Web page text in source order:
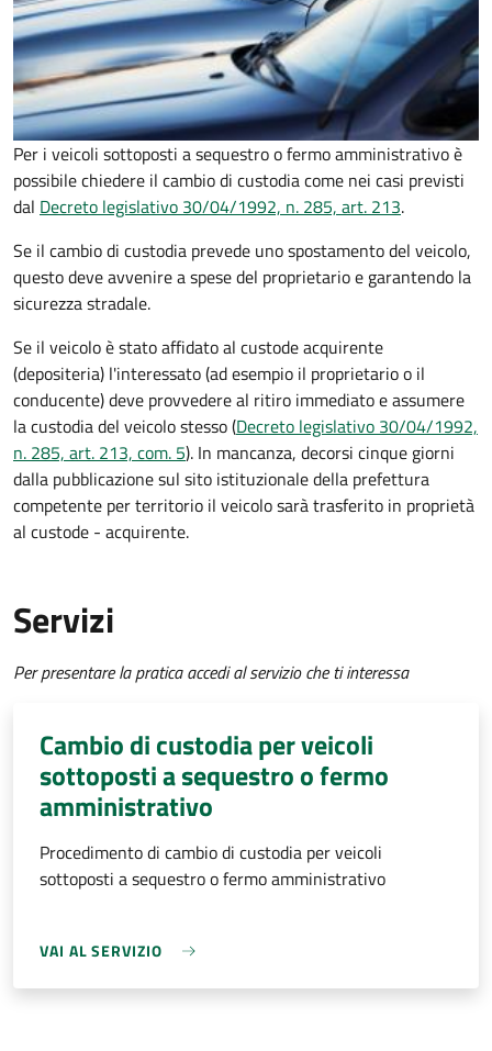
Per i veicoli sottoposti a sequestro o fermo amministrativo è
possibile chiedere il cambio di custodia come nei casi previsti
dal Decreto legislativo 30/04/1992, n. 285, art. 213.
Se il cambio di custodia prevede uno spostamento del veicolo,
questo deve avvenire a spese del proprietario e garantendo la
sicurezza stradale.
Se il veicolo è stato affidato al custode acquirente
(depositeria) l'interessato (ad esempio il proprietario o il
conducente) deve provvedere al ritiro immediato e assumere
la custodia del veicolo stesso (Decreto legislativo 30/04/1992,
n. 285, art. 213, com. 5). In mancanza, decorsi cinque giorni
dalla pubblicazione sul sito istituzionale della prefettura
competente per territorio il veicolo sarà trasferito in proprietà
al custode - acquirente.
Servizi
Per presentare la pratica accedi al servizio che ti interessa
Cambio di custodia per veicoli
sottoposti a sequestro o fermo
amministrativo
Procedimento di cambio di custodia per veicoli
sottoposti a sequestro o fermo amministrativo
VAI AL SERVIZIO